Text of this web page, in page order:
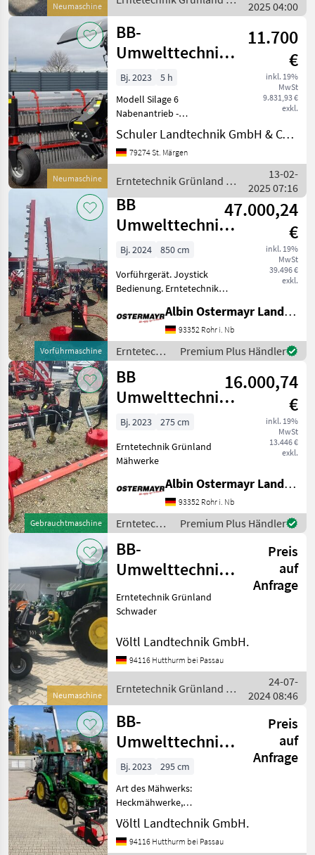
Neumaschine mit Windschutz Serie
BB Umwelttechnik
2025 04:00
Neumaschine
BB-
Umwelttechnik
Clementer 250 F
ECO
11.700
€
inkl. 19%
MwSt
9.831,93 €
exkl.
Bj. 2023
5 h
Modell Silage 6
Nabenantrieb -
Direktantrieb Windschutz
Überwurfschutz
Zusatzausstattung gegen
Schwadtuch mechanisch -
Entlastungsfedersatz -
Schuler Landtechnik GmbH & CO KG
79274 St. Märgen
Erntetechnik Grünland /
BB Umwelttechnik
13-02-
2025 07:16
Vorführmaschine
BB
Umwelttechnik
Seco Duplex 850
47.000,24
€
inkl. 19%
MwSt
39.496 €
exkl.
Bj. 2024
850 cm
Vorführgerät. Joystick
Bedienung. Erntetechnik
Albin Ostermayr Landmaschinenhandel e.K.
93352 Rohr i. Nb
Erntetechnik
Grünland /
BB
Umwelttechnik
Premium Plus Händler
Gebrauchtmaschine
BB
Umwelttechnik
Seco Duplex 2,75
F Eco
16.000,74
€
inkl. 19%
MwSt
13.446 €
exkl.
Bj. 2023
275 cm
Erntetechnik Grünland
Mähwerke
Albin Ostermayr Landmaschinenhandel e.K.
93352 Rohr i. Nb
Erntetechnik
Grünland /
BB
Umwelttechnik
Premium Plus Händler
Neumaschine
BB-
Umwelttechnik
Clementer 300 F
Eco
Preis
auf
Anfrage
Erntetechnik Grünland
Schwader
Völtl Landtechnik GmbH.
94116 Hutthurm bei Passau
Erntetechnik Grünland /
BB Umwelttechnik
24-07-
2024 08:46
BB-
Umwelttechnik
Seco Duplex 2,95
H Eco
Preis
auf
Anfrage
Bj. 2023
295 cm
Art des Mähwerks:
Heckmähwerke,
Breitverteiler,
Schwadleitblech
Heckseitenmähwerk
Völtl Landtechnik GmbH.
94116 Hutthurm bei Passau